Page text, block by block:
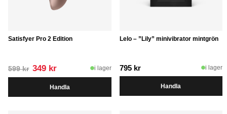
Satisfyer Pro 2 Edition
599kr Det
ursprungliga
priset
var:
349 krDet
nuvarande
priset
är:
i lager
Handla
Lelo – ”Lily” minivibrator mintgrön
795 kr i lager
Handla